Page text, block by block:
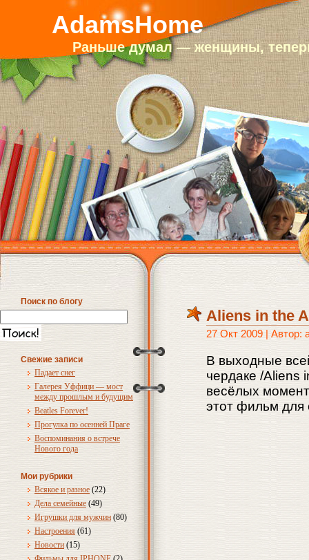
AdamsHome
Раньше думал — женщины,
Поиск по блогу
Свежие записи
Падает снег
Галерея Уффици — мост
между прошлым и будущим
Beatles Forever!
Прогулка по осенней Праге
Воспоминания о встрече
Нового года
Мои рубрики
Всякое и разное (22)
Дела семейные (49)
Игрушки для мужчин (80)
Настроения (61)
Новости (15)
Aliens in the
27 Окт 2009 | Автор:
В выходные
чердаке /Aliens
весёлых
этот фильм для